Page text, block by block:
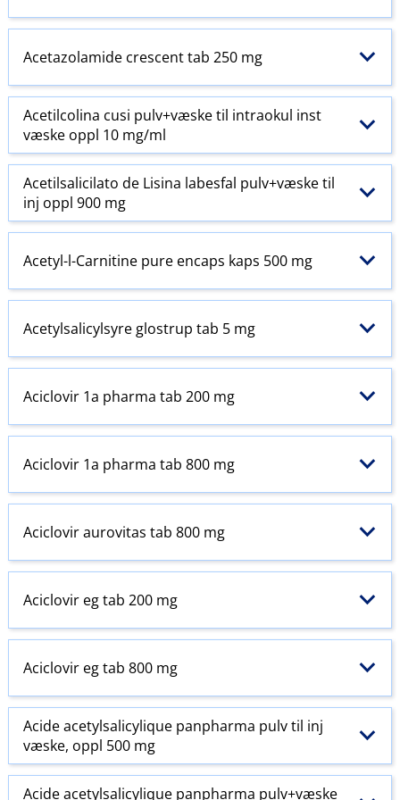
Acetazolamide crescent tab 250 mg
Acetilcolina cusi pulv+væske til intraokul inst
væske oppl 10 mg/ml
Acetilsalicilato de Lisina labesfal pulv+væske til
inj oppl 900 mg
Acetyl-l-Carnitine pure encaps kaps 500 mg
Acetylsalicylsyre glostrup tab 5 mg
Aciclovir 1a pharma tab 200 mg
Aciclovir 1a pharma tab 800 mg
Aciclovir aurovitas tab 800 mg
Aciclovir eg tab 200 mg
Aciclovir eg tab 800 mg
Acide acetylsalicylique panpharma pulv til inj
væske, oppl 500 mg
Acide acetylsalicylique panpharma pulv+væske